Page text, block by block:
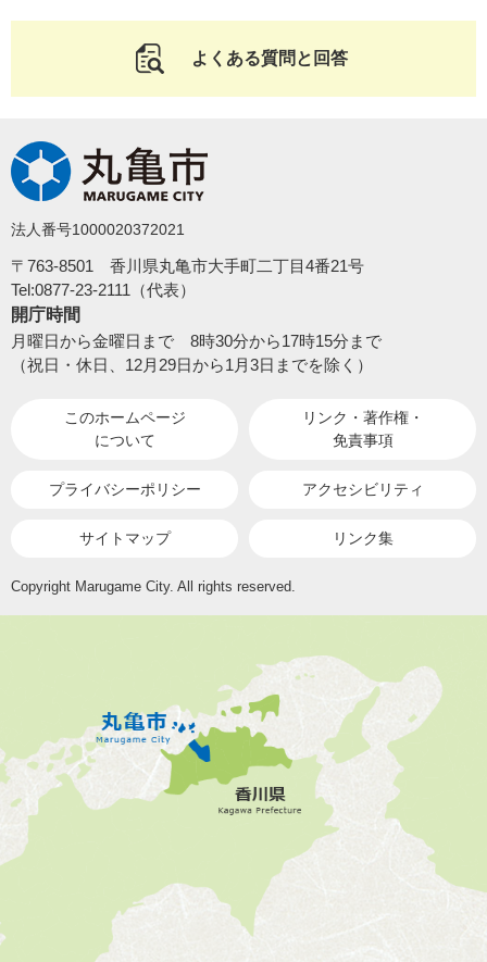
よくある質問と回答
法人番号1000020372021
〒763-8501 香川県丸亀市大手町二丁目4番21号
Tel:0877-23-2111（代表）
開庁時間
月曜日から金曜日まで 8時30分から17時15分まで
（祝日・休日、12月29日から1月3日までを除く）
このホームページ
について
リンク・著作権・
免責事項
プライバシーポリシー アクセシビリティ
サイトマップ リンク集
Copyright Marugame City. All rights reserved.